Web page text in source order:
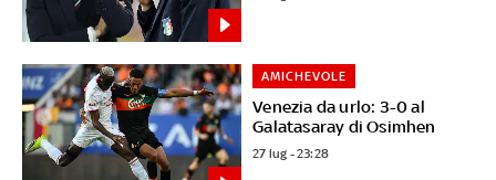
Venezia da urlo: 3-0 al
Galatasaray di Osimhen
AMICHEVOLE
27 lug - 23:28